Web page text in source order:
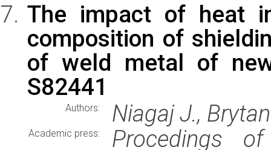
The impact of heat
composition of
of weld metal of
S82441
Authors: Niagaj J.,
Academic press:
Procedings